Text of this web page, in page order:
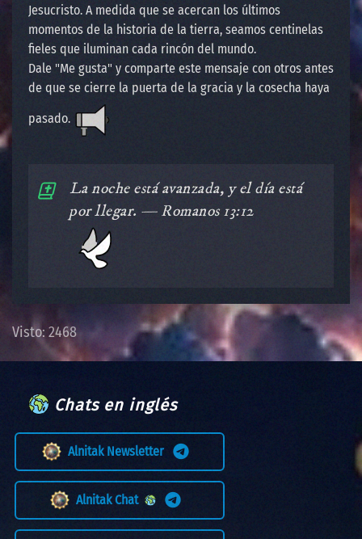
Jesucristo. A medida que se acercan los últimos
momentos de la historia de la tierra, seamos centinelas
fieles que iluminan cada rincón del mundo.
Dale "Me gusta" y comparte este mensaje con otros antes
de que se cierre la puerta de la gracia y la cosecha haya
pasado.
️La noche está avanzada, y el día está
por llegar. — Romanos 13:12
Visto: 2468
Chats en inglés
Alnitak Newsletter
Alnitak Chat